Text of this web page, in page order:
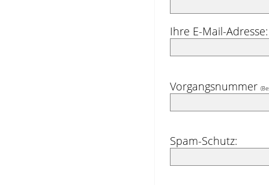
Ihre E-Mail-Adresse:
Vorgangsnummer
Spam-Schutz: